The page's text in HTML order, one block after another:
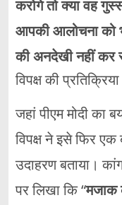
करोगे तो क्या वह
आपकी आलोचना को
की अनदेखी नहीं
विपक्ष की प्रतिक्रिया
जहां पीएम मोदी का
विपक्ष ने इसे फिर एक
उदाहरण बताया।
पर लिखा कि “मजाक